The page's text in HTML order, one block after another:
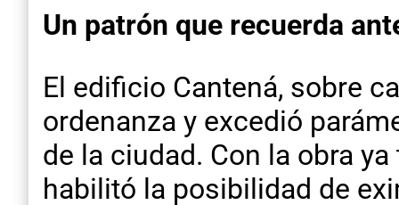
Un patrón que recuerda
El edificio Cantená, sobre
ordenanza y excedió
de la ciudad. Con la obra
habilitó la posibilidad de